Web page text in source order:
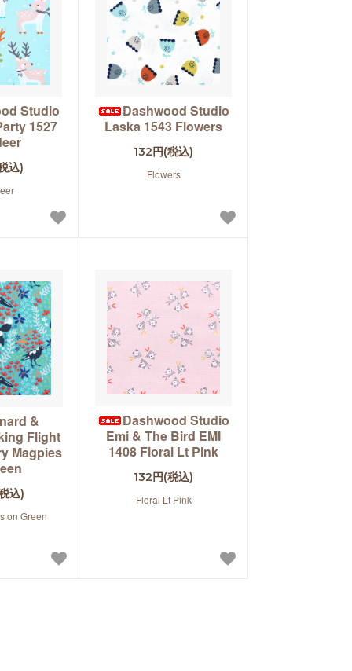
Studio
1527
込)
Dashwood Studio
Laska 1543 Flowers
132円(税込)
Flowers
&
Flight
Magpies
込)
on Green
Dashwood Studio
Emi & The Bird EMI
1408 Floral Lt Pink
132円(税込)
Floral Lt Pink